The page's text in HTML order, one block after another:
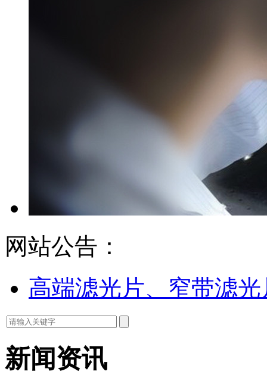
网站公告：
高端滤光片、窄带滤
新闻资讯